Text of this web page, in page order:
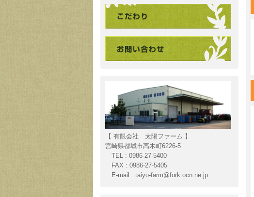
【 有限会社 太陽ファーム 】
宮崎県都城市高木町6226-5
TEL : 0986-27-5400
FAX : 0986-27-5405
E-mail : taiyo-farm@fork.ocn.ne.jp